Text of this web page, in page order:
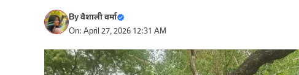
Byवैशाली वर्मा
On: April 27, 2026 12:31 AM